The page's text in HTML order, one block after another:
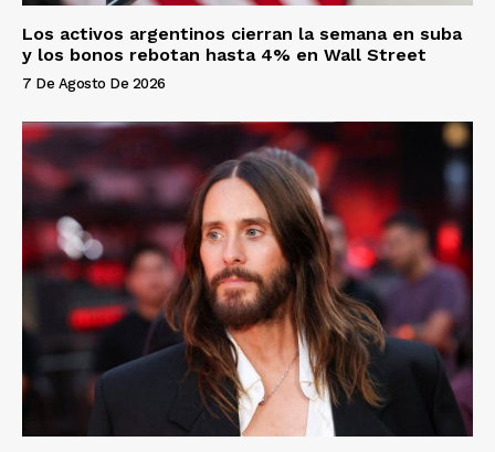
Los activos argentinos cierran la semana en suba
y los bonos rebotan hasta 4% en Wall Street
7 De Agosto De 2026